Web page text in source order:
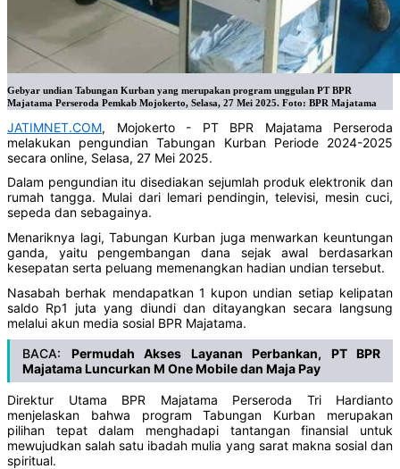
Gebyar undian Tabungan Kurban yang merupakan program unggulan PT BPR
Majatama Perseroda Pemkab Mojokerto, Selasa, 27 Mei 2025. Foto: BPR Majatama
JATIMNET.COM, Mojokerto - PT BPR Majatama Perseroda
melakukan pengundian Tabungan Kurban Periode 2024-2025
secara online, Selasa, 27 Mei 2025.
Dalam pengundian itu disediakan sejumlah produk elektronik dan
rumah tangga. Mulai dari lemari pendingin, televisi, mesin cuci,
sepeda dan sebagainya.
Menariknya lagi, Tabungan Kurban juga menwarkan keuntungan
ganda, yaitu pengembangan dana sejak awal berdasarkan
kesepatan serta peluang memenangkan hadian undian tersebut.
Nasabah berhak mendapatkan 1 kupon undian setiap kelipatan
saldo Rp1 juta yang diundi dan ditayangkan secara langsung
melalui akun media sosial BPR Majatama.
BACA: Permudah Akses Layanan Perbankan, PT BPR
Majatama Luncurkan M One Mobile dan Maja Pay
Direktur Utama BPR Majatama Perseroda Tri Hardianto
menjelaskan bahwa program Tabungan Kurban merupakan
pilihan tepat dalam menghadapi tantangan finansial untuk
mewujudkan salah satu ibadah mulia yang sarat makna sosial dan
spiritual.